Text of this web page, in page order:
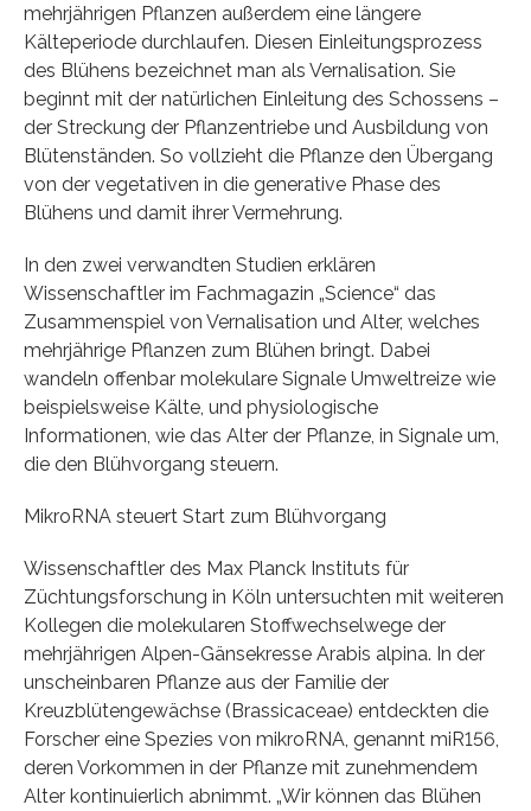
mehrjährigen Pflanzen außerdem eine längere
Kälteperiode durchlaufen. Diesen Einleitungsprozess
des Blühens bezeichnet man als Vernalisation. Sie
beginnt mit der natürlichen Einleitung des Schossens –
der Streckung der Pflanzentriebe und Ausbildung von
Blütenständen. So vollzieht die Pflanze den Übergang
von der vegetativen in die generative Phase des
Blühens und damit ihrer Vermehrung.
In den zwei verwandten Studien erklären
Wissenschaftler im Fachmagazin „Science“ das
Zusammenspiel von Vernalisation und Alter, welches
mehrjährige Pflanzen zum Blühen bringt. Dabei
wandeln offenbar molekulare Signale Umweltreize wie
beispielsweise Kälte, und physiologische
Informationen, wie das Alter der Pflanze, in Signale um,
die den Blühvorgang steuern.
MikroRNA steuert Start zum Blühvorgang
Wissenschaftler des Max Planck Instituts für
Züchtungsforschung in Köln untersuchten mit weiteren
Kollegen die molekularen Stoffwechselwege der
mehrjährigen Alpen-Gänsekresse Arabis alpina. In der
unscheinbaren Pflanze aus der Familie der
Kreuzblütengewächse (Brassicaceae) entdeckten die
Forscher eine Spezies von mikroRNA, genannt miR156,
deren Vorkommen in der Pflanze mit zunehmendem
Alter kontinuierlich abnimmt. „Wir können das Blühen